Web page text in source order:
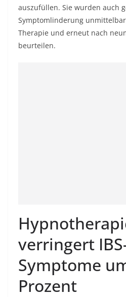
auszufüllen. Sie wurden auch
Symptomlinderung
Therapie und erneut nach
beurteilen.
verringert
Symptome
Prozent